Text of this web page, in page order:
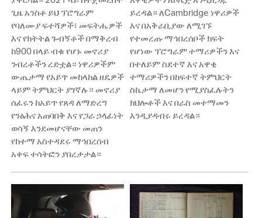
ጊዜ አንስቶ ይህ ፕሮግራም
የባለሙያ ፍተሻዎች፣ መፍትሔዎች
እና የክትትል ጉብኝቶች በማቅረብ
ከ900 በላይ ብቁ የሆኑ መኖሪያ
ንብረቶችን ረድቷል። ነዋሪዎችም
ውጤታማ የአይጥ መከላከል ዘዴዎች
ላይም ትምህርት ያገኛሉ። መኖሪያ
ሰፈሩን ከአይጥ የጸዳ ለማድረግ
የንፅሕና አጠባበቅ እና የጋራ ኃላፊነት
ወሳኝ እንደመሆናቸው መጠን
የከተማ አስተዳደሩ ማኅበረሰብ
አቀፍ ተሳትፎን ያበረታታል።
ይረዳል። ለCambridge ነዋሪዎች
እና በአቅራቢያው ለሚገኙ
የተመረጡ ማኅበረሰቦች ክፍት
የሆነው ፕሮግራም ተማሪዎችን እና
በተለይም ስደተኛ እና አዋቂ
ተማሪዎችን በከፍተኛ ትምህርት
ስኬታማ ለመሆን የሚያስፈሉትን
ክህሎቶች እና በራስ መተማመን
እንዲያዳብሩ ይረዳል።